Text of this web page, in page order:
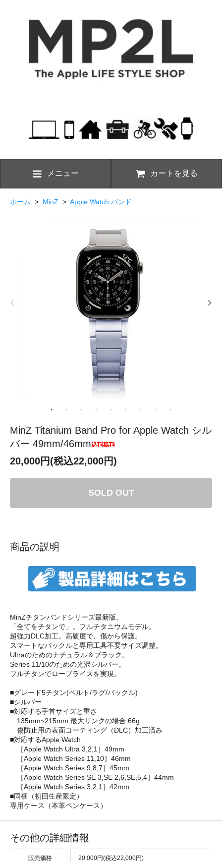
メニュー カートを見る
ホーム > MinZ > Apple Watch バンド
MinZ Titanium Band Pro for Apple Watch シル
バー 49mm/46mm
20,000円(税込22,000円)
SOLD OUT
商品の説明
MinZチタンバンドシリーズ最新版。
「全てをチタンで」。フルチタニウムモデル。
超強力DLC加工。高硬度で、傷から保護。
スマートなバックルと専用工具不要サイズ調整。
Ultraのためのナチュラル＆ブラック。
Series 11/10のための光沢シルバー。
フルチタンでロープライスを実現。
■グレード5チタン(ベルト/ラグ/バックル)
■シルバー
■対応する手首サイズと重さ
135mm~215mm 最大リンクの場合 66g
傷防止用の表面コーティング（DLC）加工済み
■対応するApple Watch
［Apple Watch Ultra 3,2,1］49mm
［Apple Watch Series 11,10］46mm
［Apple Watch Series 9,8,7］45mm
［Apple Watch Series SE 3,SE 2,6,SE,5,4］44mm
［Apple Watch Series 3,2,1］42mm
■同梱（初回生産限定）
専用ケース（本革ペンケース）
その他の詳細情報
販売価格 20,000円(税込22,000円)